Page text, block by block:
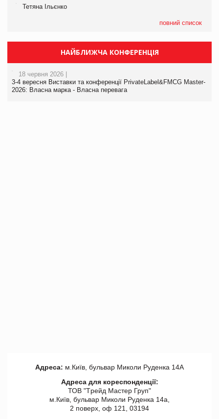
Тетяна Ільєнко
повний список
НАЙБЛИЖЧА КОНФЕРЕНЦІЯ
18 червня 2026 |
3-4 вересня Виставки та конференції PrivateLabel&FMCG Master-
2026: Власна марка - Власна перевага
Адреса: м.Київ, бульвар Миколи Руденка 14А
Адреса для кореспонденції:
ТОВ "Tрейд Мастер Груп"
м.Київ, бульвар Миколи Руденка 14а,
2 поверх, оф 121, 03194